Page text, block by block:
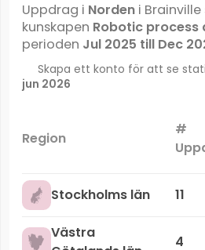
Uppdrag i Nordeni
kunskapen Robotic
perioden Jul 2025 till Dec
Skapa ett konto för att se
jun 2026
Region
#
Stockholms län 11
Västra
4